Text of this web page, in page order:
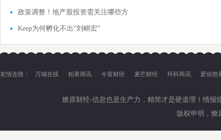
活动正式收官
政策调整！地产股投资需关注哪些方
面？
Keep为何孵化不出“刘畊宏”
友情连接： 万城在线 柏果商讯 今富财经 麦芒财经 环科商讯 爱佑慈
燎原财经-信息也是生产力，精简才是硬道理！情
版权申明，燎